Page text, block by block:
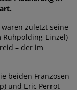
zuletzt seine
Ruhpolding-Einzel)
– der im
beiden Franzosen
und Eric Perrot